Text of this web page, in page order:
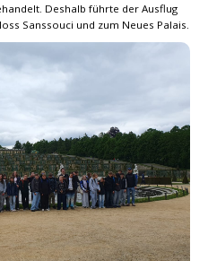
Deshalb führte der Ausflug
Sanssouci und zum Neues Palais.